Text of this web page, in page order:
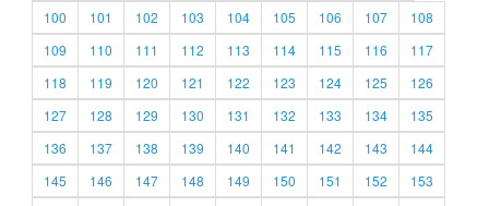
100
101 102 103 104 105 106 107
108
109
110 111 112 113 114 115 116
117
118
119 120 121 122 123 124 125
126
127
128 129 130 131 132 133 134
135
136
137 138 139 140 141 142 143
144
145
146 147 148 149 150 151 152
153